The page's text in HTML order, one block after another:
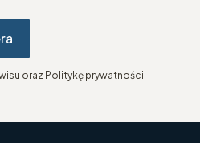
oraz Politykę prywatności.